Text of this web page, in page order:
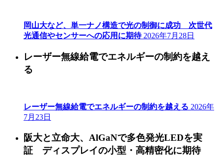
岡山大など、単一ナノ構造で光の制御に成功 次世代
光通信やセンサーへの応用に期待 2026年7月28日
レーザー無線給電でエネルギーの制約を越え
る
レーザー無線給電でエネルギーの制約を越える 2026年
7月23日
阪大と立命大、AlGaNで多色発光LEDを実
証 ディスプレイの小型・高精密化に期待